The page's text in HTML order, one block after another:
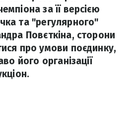
за її версією
та "регулярного"
Повєткіна, сторони
про умови поєдинку,
його організації